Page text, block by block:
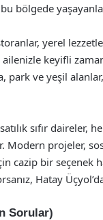
bölgede
yerel
ailenizle keyifli
park ve yeşil
sıfır daireler,
Modern projeler,
cazip bir seçenek
Hatay
Sorular)